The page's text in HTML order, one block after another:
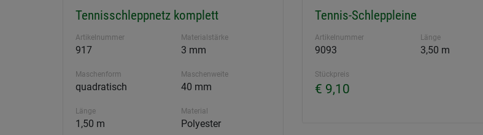
Tennisschleppnetz komplett
Artikelnummer
917
Materialstärke
3 mm
Maschenform
quadratisch
Maschenweite
40 mm
Länge
1,50 m
Material
Polyester
Tennis-Schleppleine
Artikelnummer
9093
Länge
3,50 m
Stückpreis
€ 9,10